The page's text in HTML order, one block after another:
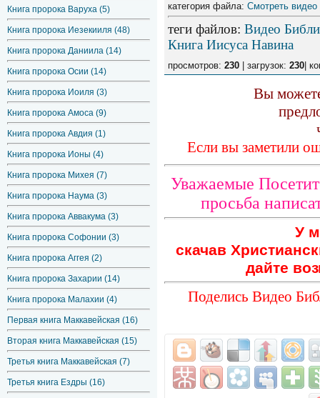
Книга пророка Варуха (5)
Книга пророка Иезекииля (48)
Книга пророка Даниила (14)
Книга пророка Осии (14)
Книга пророка Иоиля (3)
Книга пророка Амоса (9)
Книга пророка Авдия (1)
Книга пророка Ионы (4)
Книга пророка Михея (7)
Книга пророка Наума (3)
Книга пророка Аввакума (3)
Книга пророка Софонии (3)
Книга пророка Аггея (2)
Книга пророка Захарии (14)
Книга пророка Малахии (4)
Первая книга Маккавейская (16)
Вторая книга Маккавейская (15)
Третья книга Маккавейская (7)
Третья книга Ездры (16)
категория файла: Смотреть
теги файлов: Видео
Книга Иисуса Навина
просмотров: 230 | загрузок: 230 |
Вы
Если вы заметили
Уважаемые
просьба
У
скачав
дайте
Поделись Видео